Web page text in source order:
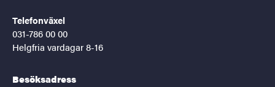
Telefonväxel
031-786 00 00
Helgfria vardagar 8-16
Besöksadress